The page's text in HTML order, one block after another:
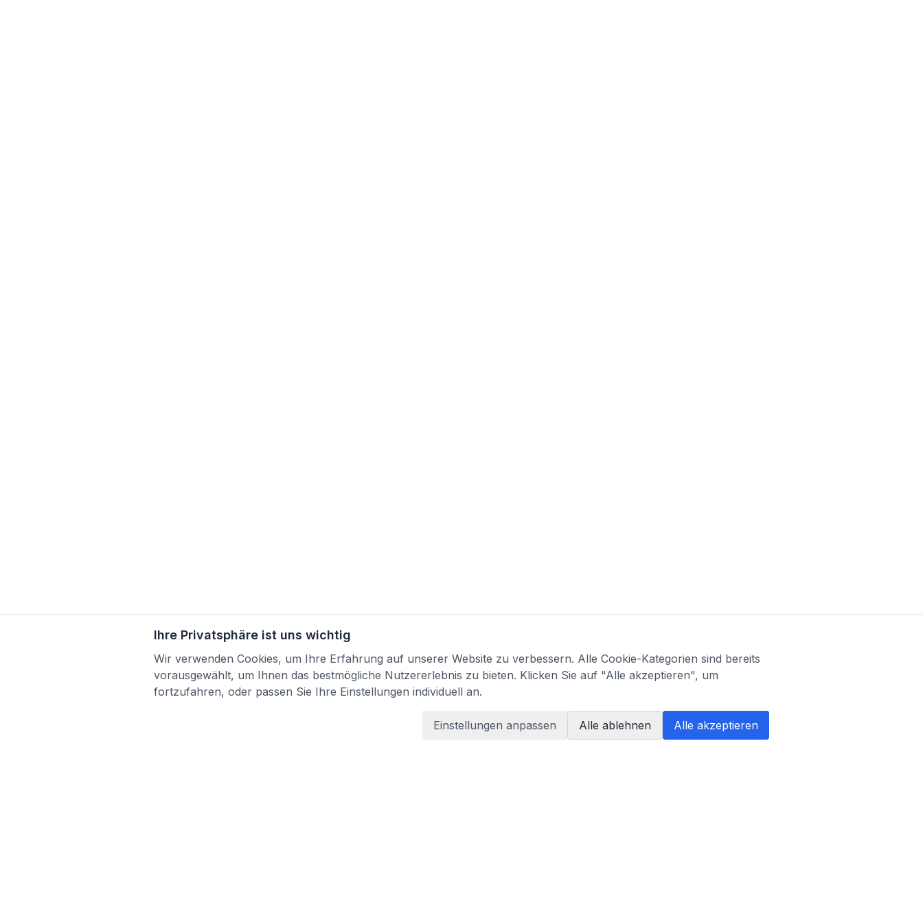
Ihre Privatsphäre ist uns wichtig
Wir verwenden Cookies, um Ihre Erfahrung auf unserer Website zu verbessern. Alle Cookie-Kategorien sind bereits
vorausgewählt, um Ihnen das bestmögliche Nutzererlebnis zu bieten. Klicken Sie auf "Alle akzeptieren", um
fortzufahren, oder passen Sie Ihre Einstellungen individuell an.
Einstellungen anpassen Alle ablehnen Alle akzeptieren